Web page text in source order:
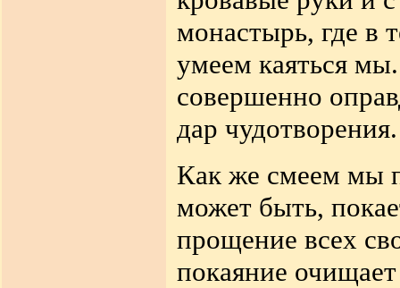
монастырь, где в
умеем каяться
совершенно
дар чудотворения.
Как же смеем мы
может быть,
прощение всех
покаяние